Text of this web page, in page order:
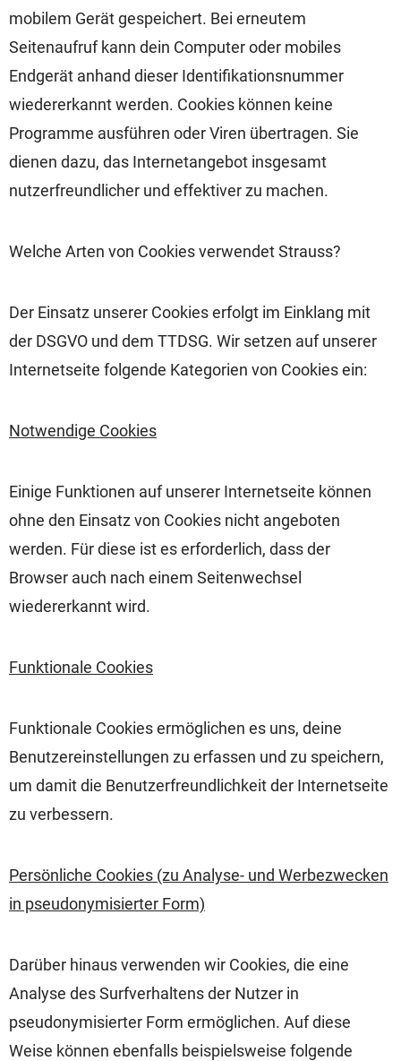
mobilem Gerät gespeichert. Bei erneutem
Seitenaufruf kann dein Computer oder mobiles
Endgerät anhand dieser Identifikationsnummer
wiedererkannt werden. Cookies können keine
Programme ausführen oder Viren übertragen. Sie
dienen dazu, das Internetangebot insgesamt
nutzerfreundlicher und effektiver zu machen.
Welche Arten von Cookies verwendet Strauss?
Der Einsatz unserer Cookies erfolgt im Einklang mit
der DSGVO und dem TTDSG. Wir setzen auf unserer
Internetseite folgende Kategorien von Cookies ein:
Notwendige Cookies
Einige Funktionen auf unserer Internetseite können
ohne den Einsatz von Cookies nicht angeboten
werden. Für diese ist es erforderlich, dass der
Browser auch nach einem Seitenwechsel
wiedererkannt wird.
Funktionale Cookies
Funktionale Cookies ermöglichen es uns, deine
Benutzereinstellungen zu erfassen und zu speichern,
um damit die Benutzerfreundlichkeit der Internetseite
zu verbessern.
Persönliche Cookies (zu Analyse- und Werbezwecken
in pseudonymisierter Form)
Darüber hinaus verwenden wir Cookies, die eine
Analyse des Surfverhaltens der Nutzer in
pseudonymisierter Form ermöglichen. Auf diese
Weise können ebenfalls beispielsweise folgende